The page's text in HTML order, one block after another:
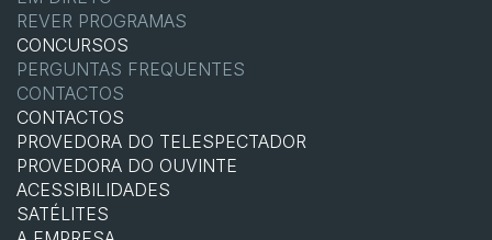
REVER PROGRAMAS
CONCURSOS
PERGUNTAS FREQUENTES
CONTACTOS
CONTACTOS
PROVEDORA DO TELESPECTADOR
PROVEDORA DO OUVINTE
ACESSIBILIDADES
SATÉLITES